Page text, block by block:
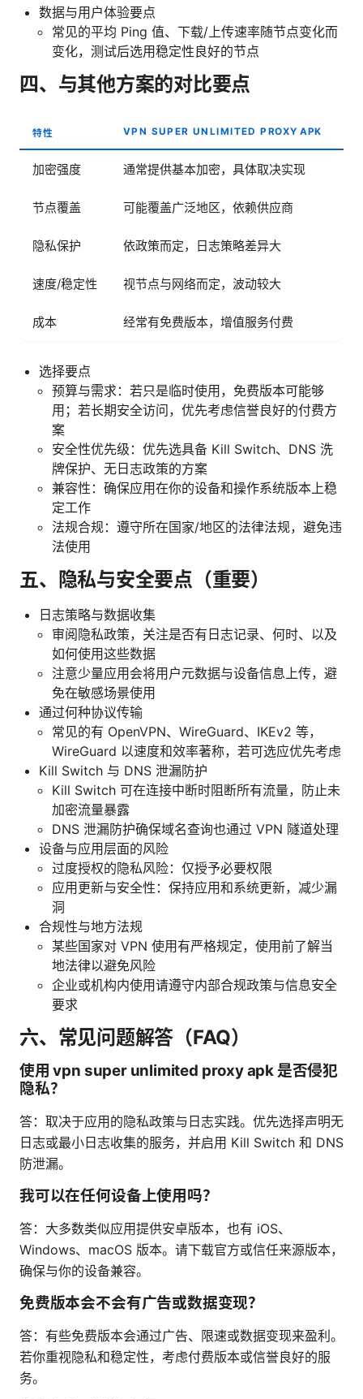
数据与用户体验要点
常见的平均 Ping 值、下载/上传速率随节点变化而
变化，测试后选用稳定性良好的节点
四、与其他方案的对比要点
特性 VPN SUPER UNLIMITED PROXY APK
加密强度 通常提供基本加密，具体取决实现
节点覆盖 可能覆盖广泛地区，依赖供应商
隐私保护 依政策而定，日志策略差异大
速度/稳定性 视节点与网络而定，波动较大
成本 经常有免费版本，增值服务付费
选择要点
预算与需求：若只是临时使用，免费版本可能够
用；若长期安全访问，优先考虑信誉良好的付费方
案
安全性优先级：优先选具备 Kill Switch、DNS 洗
牌保护、无日志政策的方案
兼容性：确保应用在你的设备和操作系统版本上稳
定工作
法规合规：遵守所在国家/地区的法律法规，避免违
法使用
五、隐私与安全要点（重要）
日志策略与数据收集
审阅隐私政策，关注是否有日志记录、何时、以及
如何使用这些数据
注意少量应用会将用户元数据与设备信息上传，避
免在敏感场景使用
通过何种协议传输
常见的有 OpenVPN、WireGuard、IKEv2 等，
WireGuard 以速度和效率著称，若可选应优先考虑
Kill Switch 与 DNS 泄漏防护
Kill Switch 可在连接中断时阻断所有流量，防止未
加密流量暴露
DNS 泄漏防护确保域名查询也通过 VPN 隧道处理
设备与应用层面的风险
过度授权的隐私风险：仅授予必要权限
应用更新与安全性：保持应用和系统更新，减少漏
洞
合规性与地方法规
某些国家对 VPN 使用有严格规定，使用前了解当
地法律以避免风险
企业或机构内使用请遵守内部合规政策与信息安全
要求
六、常见问题解答（FAQ）
使用 vpn super unlimited proxy apk 是否侵犯
隐私？
答：取决于应用的隐私政策与日志实践。优先选择声明无
日志或最小日志收集的服务，并启用 Kill Switch 和 DNS
防泄漏。
我可以在任何设备上使用吗？
答：大多数类似应用提供安卓版本，也有 iOS、
Windows、macOS 版本。请下载官方或信任来源版本，
确保与你的设备兼容。
免费版本会不会有广告或数据变现？
答：有些免费版本会通过广告、限速或数据变现来盈利。
若你重视隐私和稳定性，考虑付费版本或信誉良好的服
务。